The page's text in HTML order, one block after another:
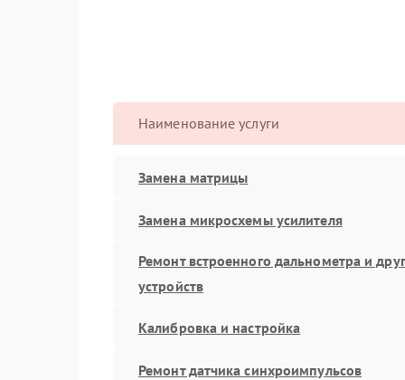
Наименование услуги
Замена матрицы
Замена микросхемы усилителя
Ремонт встроенного дальнометра и
устройств
Калибровка и настройка
Ремонт датчика синхроимпульсов